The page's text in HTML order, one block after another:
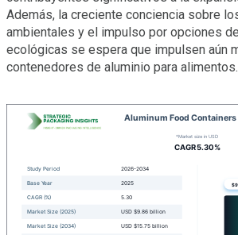
Además, la creciente conciencia sobre
ambientales y el impulso por opciones
ecológicas se espera que impulsen aún
contenedores de aluminio para alimentos.